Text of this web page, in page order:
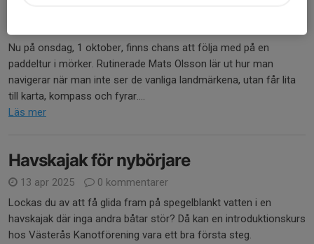
Nu på onsdag, 1 oktober, finns chans att följa med på en
paddeltur i mörker. Rutinerade Mats Olsson lär ut hur man
navigerar när man inte ser de vanliga landmärkena, utan får lita
till karta, kompass och fyrar....
Läs mer
Havskajak för nybörjare
13 apr 2025
0 kommentarer
Lockas du av att få glida fram på spegelblankt vatten i en
havskajak där inga andra båtar stör? Då kan en introduktionskurs
hos Västerås Kanotförening vara ett bra första steg.